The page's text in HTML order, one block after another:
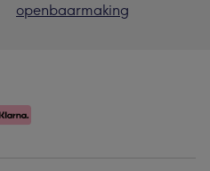
openbaarmaking